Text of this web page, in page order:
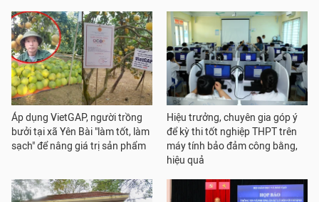
Áp dụng VietGAP, người trồng
bưởi tại xã Yên Bài "làm tốt, làm
sạch" để nâng giá trị sản phẩm
Hiệu trưởng, chuyên gia góp ý
để kỳ thi tốt nghiệp THPT trên
máy tính bảo đảm công bằng,
hiệu quả